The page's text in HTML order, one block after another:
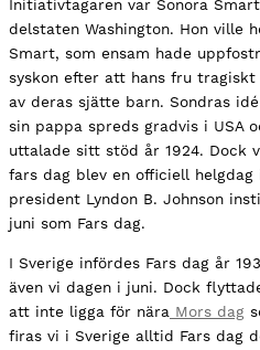
Initiativtagaren var Sonora
delstaten Washington. Hon ville
Smart, som ensam hade
syskon efter att hans fru
av deras sjätte barn. Sondras
sin pappa spreds gradvis i USA
uttalade sitt stöd år 1924. Dock
fars dag blev en officiell helgdag
president Lyndon B. Johnson
juni som Fars dag.
I Sverige infördes Fars dag år
även vi dagen i juni. Dock
att inte ligga för nära Mors dag
firas vi i Sverige alltid Fars dag